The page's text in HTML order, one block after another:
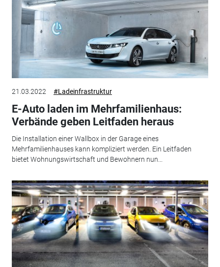
21.03.2022 #Ladeinfrastruktur
E-Auto laden im Mehrfamilienhaus:
Verbände geben Leitfaden heraus
Die Installation einer Wallbox in der Garage eines
Mehrfamilienhauses kann kompliziert werden. Ein Leitfaden
bietet Wohnungswirtschaft und Bewohnern nun...